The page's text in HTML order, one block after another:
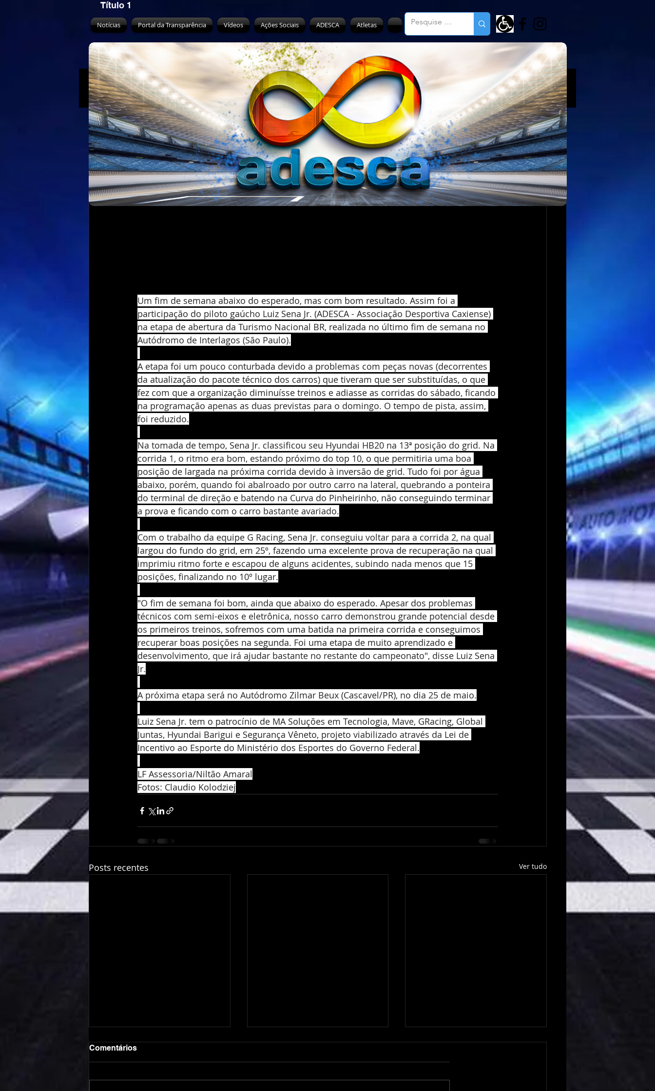
Título 1
Notícias Portal da Transparência Vídeos Ações Sociais ADESCA Atletas
All Posts Air Water Earth Ice
Turismo Nacional: após percalço, Sena Jr. escala 15
posições no grid
adescaracing 5 de mai. de 2025 2 min de leitura
Um fim de semana abaixo do esperado, mas com bom resultado. Assim foi a
participação do piloto gaúcho Luiz Sena Jr. (ADESCA - Associação Desportiva Caxiense)
na etapa de abertura da Turismo Nacional BR, realizada no último fim de semana no
Autódromo de Interlagos (São Paulo).
A etapa foi um pouco conturbada devido a problemas com peças novas (decorrentes
da atualização do pacote técnico dos carros) que tiveram que ser substituídas, o que
fez com que a organização diminuísse treinos e adiasse as corridas do sábado, ficando
na programação apenas as duas previstas para o domingo. O tempo de pista, assim,
foi reduzido.
Na tomada de tempo, Sena Jr. classificou seu Hyundai HB20 na 13ª posição do grid. Na
corrida 1, o ritmo era bom, estando próximo do top 10, o que permitiria uma boa
posição de largada na próxima corrida devido à inversão de grid. Tudo foi por água
abaixo, porém, quando foi abalroado por outro carro na lateral, quebrando a ponteira
do terminal de direção e batendo na Curva do Pinheirinho, não conseguindo terminar
a prova e ficando com o carro bastante avariado.
Com o trabalho da equipe G Racing, Sena Jr. conseguiu voltar para a corrida 2, na qual
largou do fundo do grid, em 25º, fazendo uma excelente prova de recuperação na qual
imprimiu ritmo forte e escapou de alguns acidentes, subindo nada menos que 15
posições, finalizando no 10º lugar.
"O fim de semana foi bom, ainda que abaixo do esperado. Apesar dos problemas
técnicos com semi-eixos e eletrônica, nosso carro demonstrou grande potencial desde
os primeiros treinos, sofremos com uma batida na primeira corrida e conseguimos
recuperar boas posições na segunda. Foi uma etapa de muito aprendizado e
desenvolvimento, que irá ajudar bastante no restante do campeonato", disse Luiz Sena
Jr.
A próxima etapa será no Autódromo Zilmar Beux (Cascavel/PR), no dia 25 de maio.
Luiz Sena Jr. tem o patrocínio de MA Soluções em Tecnologia, Mave, GRacing, Global
Juntas, Hyundai Barigui e Segurança Vêneto, projeto viabilizado através da Lei de
Incentivo ao Esporte do Ministério dos Esportes do Governo Federal.
LF Assessoria/Niltão Amaral
Fotos: Claudio Kolodziej
Posts recentes Ver tudo
Comentários